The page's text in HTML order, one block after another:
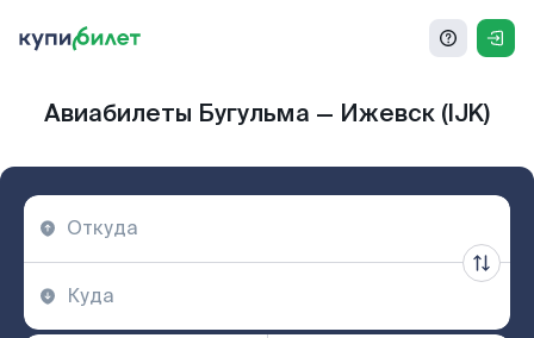
Авиабилеты Бугульма — Ижевск (IJK)